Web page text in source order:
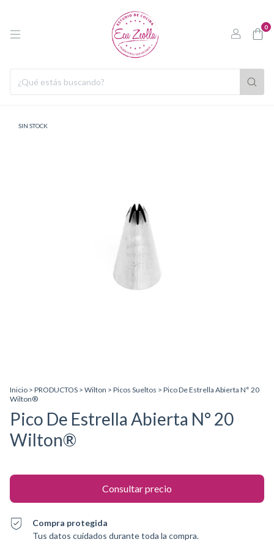
0
SIN STOCK
Inicio > PRODUCTOS > Wilton > Picos Sueltos > Pico De Estrella Abierta N° 20
Wilton®
Pico De Estrella Abierta N° 20
Wilton®
Compra protegida
Tus datos cuidados durante toda la compra.